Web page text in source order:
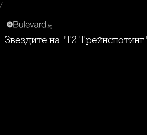
/
Звездите на "Т2 Трейнспотинг"